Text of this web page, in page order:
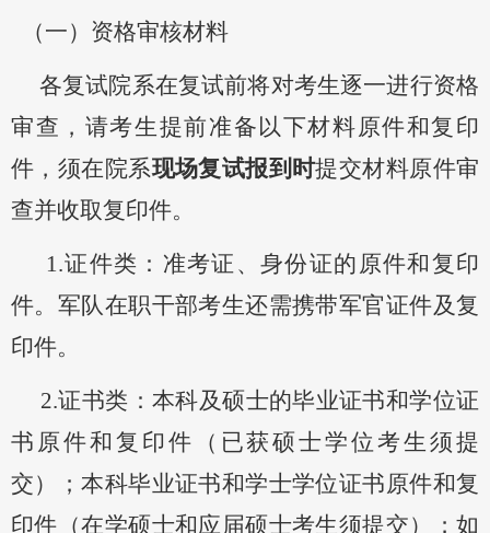
（一）资格审核材料
各复试院系在复试前将对考生逐一进行资格
审查，请考生提前准备以下材料原件和复印
件 ，须在院系现场复试报到 时提交材料原件审
查并收取复印件。
1.证件类 ： 准考证、身份证的原件和复印
件。军队在职干部考生还需携带军官证件及复
印件。
2.证书类 ： 本科及硕士的毕业证书和学位证
书原件和复印件
（ 已获硕士学位考生须提
交）； 本科毕业证书和学士学位证书原件和复
印件 （在学硕士和应届硕士考生须提交）； 如